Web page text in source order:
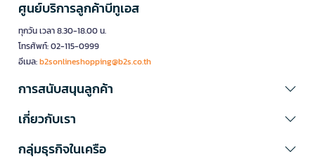
ศูนย์บริการลูกค้าบีทูเอส
ทุกวัน เวลา 8.30-18.00 น.
โทรศัพท์: 02-115-0999
อีเมล:b2sonlineshopping@b2s.co.th
การสนับสนุนลูกค้า
เกี่ยวกับเรา
กลุ่มธุรกิจในเครือ